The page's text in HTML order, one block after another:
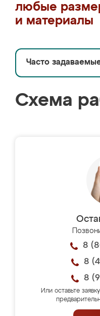
любые
и материалы
Часто
Схема
8
8
8
Или оставьте